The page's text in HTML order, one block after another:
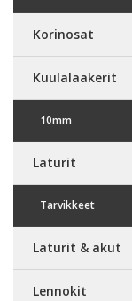
Korinosat
Kuulalaakerit
10mm
Laturit
Tarvikkeet
Laturit & akut
Lennokit